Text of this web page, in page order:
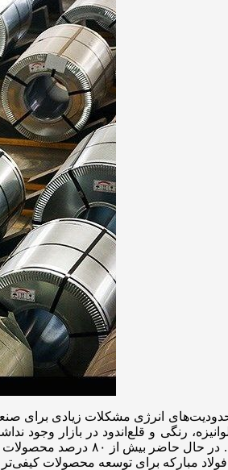
انرژی مشکلات زیادی برای
رنگی و قلع‌اندود در بازار
قدرت ادامه پیدا
مبارکه برای توسعه محصولات